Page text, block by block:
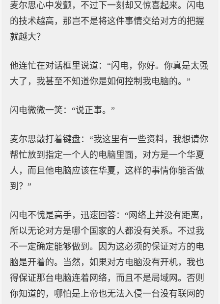
麦尔思心中发颤，不过下一刻却又惊喜起来。闪电
的技术越高，那岂不是将这件事情交给对方的把握
就越大？
他连忙在对话框里说道：“闪电，你好。你真是太强
大了，我甚至不知道你是如何控制我电脑的。”
闪电微微一笑：“说正事。”
麦尔思敲打着键盘：“我这里有一些资料，我想请你
帮忙放到指定一个人的电脑里面，对方是一个华夏
人，而且他电脑应该在华夏，这样的事情你能否做
到？”
闪电不愧是高手，迅速回答：“网络上并没有距离，
所以无论对方是哪个国家的人都没有关系。不过我
不一定确定能够做到。因为这必须的保证对方的电
脑是开着的。当然，如果对方电脑没有开机，我也
得保证那台电脑连着网络，而且不是局域网。否则
你知道的，哪怕是上帝也无法入侵一台没有联网的